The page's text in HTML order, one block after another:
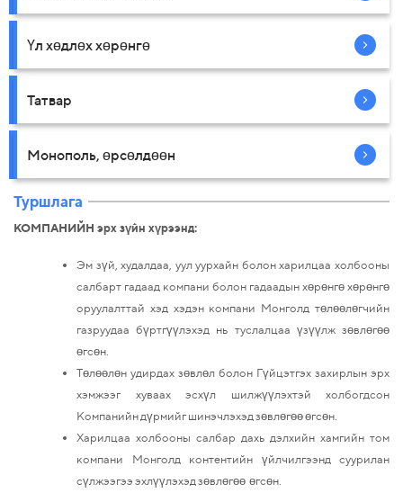
Үл хөдлөх хөрөнгө
Татвар
Монополь, өрсөлдөөн
Туршлага
КОМПАНИЙН эрх зүйн хүрээнд:
Эм зүй, худалдаа, уул уурхайн болон харилцаа холбооны
салбарт гадаад компани болон гадаадын хөрөнгө хөрөнгө
оруулалттай хэд хэдэн компани Монголд төлөөлөгчийн
газруудаа бүртгүүлэхэд нь туслалцаа үзүүлж зөвлөгөө
өгсөн.
Төлөөлөн удирдах зөвлөл болон Гүйцэтгэх захирлын эрх
хэмжээг хуваах эсхүл шилжүүлэхтэй холбогдсон
Компанийн дүрмийг шинэчлэхэд зөвлөгөө өгсөн.
Харилцаа холбооны салбар дахь дэлхийн хамгийн том
компани Монголд контентийн үйлчилгээнд суурилан
сүлжээгээ эхлүүлэхэд зөвлөгөө өгсөн.